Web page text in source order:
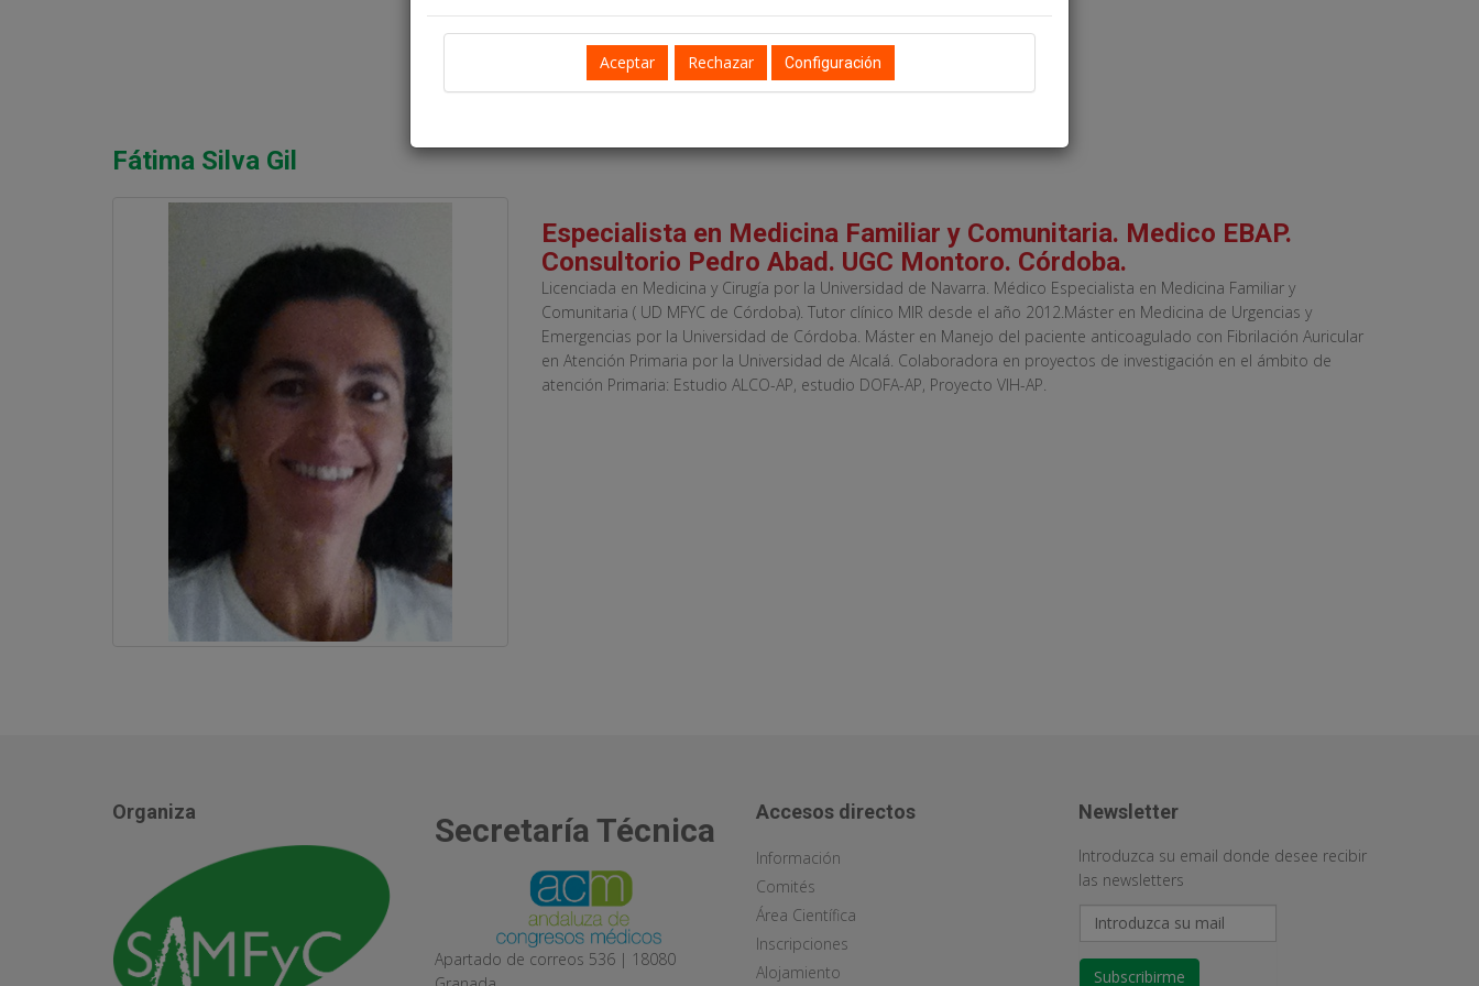
Configuración
Fátima Silva Gil
Especialista en Medicina Familiar y Comunitaria. Medico EBAP.
Consultorio Pedro Abad. UGC Montoro. Córdoba.
Licenciada en Medicina y Cirugía por la Universidad de Navarra. Médico Especialista en Medicina Familiar y
Comunitaria ( UD MFYC de Córdoba). Tutor clínico MIR desde el año 2012.Máster en Medicina de Urgencias y
Emergencias por la Universidad de Córdoba. Máster en Manejo del paciente anticoagulado con Fibrilación Auricular
en Atención Primaria por la Universidad de Alcalá. Colaboradora en proyectos de investigación en el ámbito de
atención Primaria: Estudio ALCO-AP, estudio DOFA-AP, Proyecto VIH-AP.
Organiza Secretaría Técnica
Apartado de correos 536 | 18080
Accesos directos
Información
Comités
Área Científica
Inscripciones
Alojamiento
Newsletter
Introduzca su email donde desee recibir
las newsletters
Subscribirme